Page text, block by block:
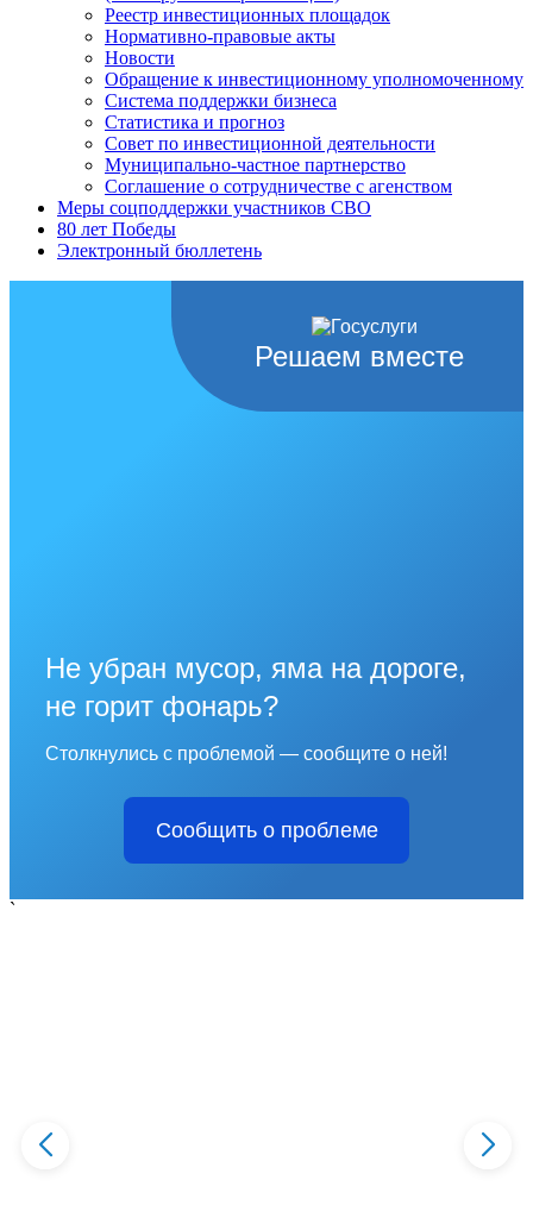
Реестр инвестиционных площадок
Нормативно-правовые акты
Новости
Обращение к инвестиционному уполномоченному
Система поддержки бизнеса
Статистика и прогноз
Совет по инвестиционной деятельности
Муниципально-частное партнерство
Соглашение о сотрудничестве с агенством
Меры соцподдержки участников СВО
80 лет Победы
Электронный бюллетень
Решаем вместе
Не убран мусор, яма на дороге,
не горит фонарь?
Столкнулись с проблемой — сообщите о ней!
Сообщить о проблеме
`